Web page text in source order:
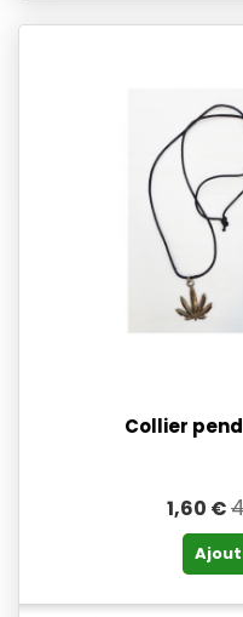
Collier
1,60 €